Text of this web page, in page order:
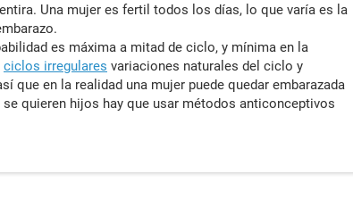
Una mujer es fertil todos los días, lo que varía es la
es máxima a mitad de ciclo, y mínima en la
ciclos irregulares variaciones naturales del ciclo y
que en la realidad una mujer puede quedar embarazada
quieren hijos hay que usar métodos anticonceptivos